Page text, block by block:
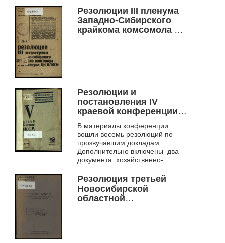
Резолюции III пленума
Западно-Сибирского
крайкома комсомола и
Резолюции и
постановления IV
краевой конференции
ВЛКСМ Западной
Сибири
В материалы конференции
вошли восемь резолюций по
прозвучавшим докладам.
Дополнительно включены два
документа: хозяйственно-
Сибирской организации ВЛКСМ
с Западн...
Резолюция третьей
Новосибирской
областной